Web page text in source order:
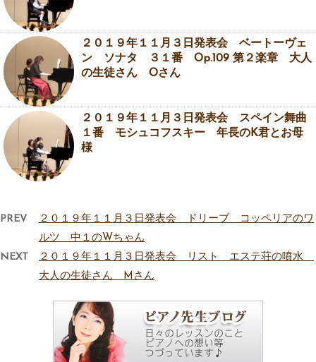
２０１９年１１月３日発表会 ベートーヴェ
ン ソナタ ３１番 Op.109 第２楽章 大人
の生徒さん Oさん
２０１９年１１月３日発表会 スペイン舞曲
１番 モシュコフスキー 年長のK君とお母
様
PREV
２０１９年１１月３日発表会 ドリーブ コッペリアのワ
ルツ 中１のWちゃん
NEXT
２０１９年１１月３日発表会 リスト エステ荘の噴水
大人の生徒さん Mさん